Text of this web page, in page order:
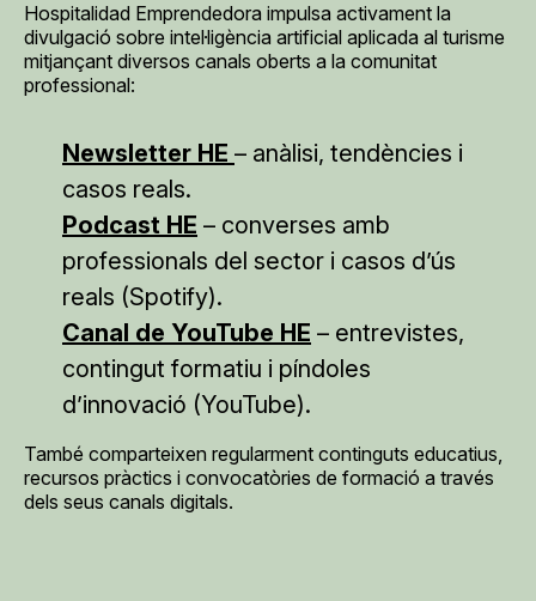
Hospitalidad Emprendedora impulsa activament la
divulgació sobre intel·ligència artificial aplicada al turisme
mitjançant diversos canals oberts a la comunitat
professional:
Newsletter HE – anàlisi, tendències i
casos reals.
Podcast HE – converses amb
professionals del sector i casos d’ús
reals (Spotify).
Canal de YouTube HE – entrevistes,
contingut formatiu i píndoles
d’innovació (YouTube).
També comparteixen regularment continguts educatius,
recursos pràctics i convocatòries de formació a través
dels seus canals digitals.